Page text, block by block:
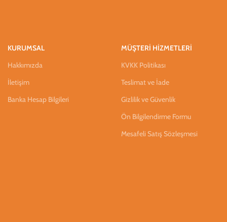
KURUMSAL
Hakkımızda
İletişim
Banka Hesap Bilgileri
MÜŞTERİ HİZMETLERİ
KVKK Politikası
Teslimat ve İade
Gizlilik ve Güvenlik
Ön Bilgilendirme Formu
Mesafeli Satış Sözleşmesi